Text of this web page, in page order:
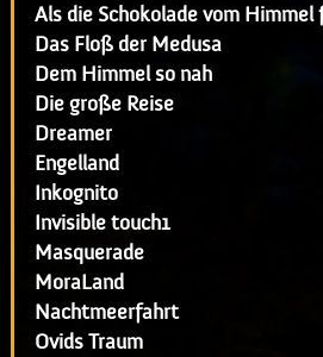
Als die Schokolade vom Himmel
Das Floß der Medusa
Dem Himmel so nah
Die große Reise
Dreamer
Engelland
Inkognito
Invisible touch1
Masquerade
MoraLand
Nachtmeerfahrt
Ovids Traum